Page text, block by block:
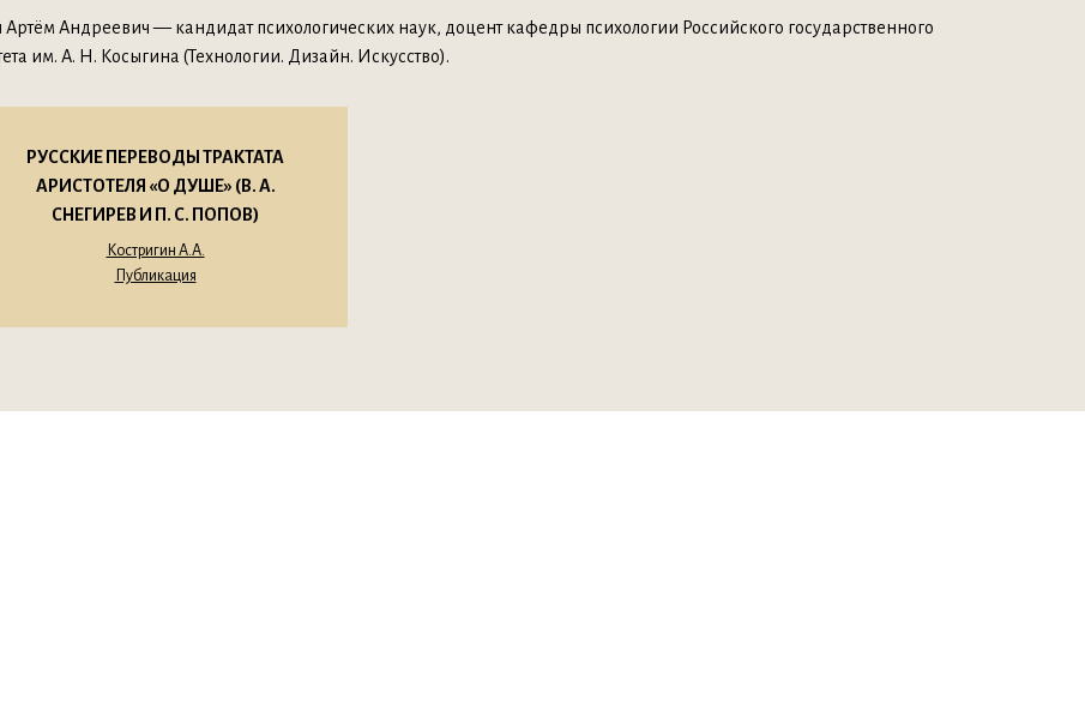
Артём Андреевич — кандидат психологических наук, доцент кафедры психологии Российского государственного
им. А. Н. Косыгина (Технологии. Дизайн. Искусство).
РУССКИЕ ПЕРЕВОДЫ ТРАКТАТА
АРИСТОТЕЛЯ «О ДУШЕ» (В. А.
СНЕГИРЕВ И П. С. ПОПОВ)
Костригин А.А.
Публикация